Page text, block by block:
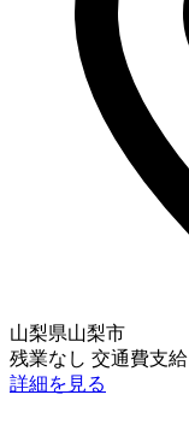
山梨県山梨市
残業なし 交通費支給
詳細を見る